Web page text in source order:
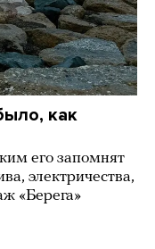
как
его запомнят
электричества,
«Берега»